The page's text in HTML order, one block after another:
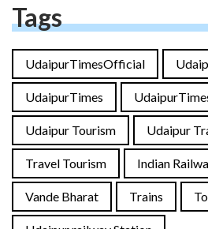
Tags
UdaipurTimesOfficial
UdaipurTimes
Udaipur Tourism Udaipur
Travel Tourism Indian
Vande Bharat Trains